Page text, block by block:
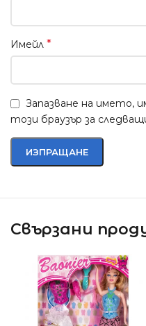
Имейл *
Запазване на името,
този браузър за
Свързани